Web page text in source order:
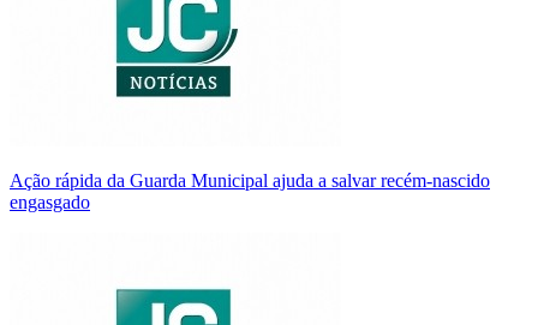
Ação rápida da Guarda Municipal ajuda a salvar recém-nascido
engasgado